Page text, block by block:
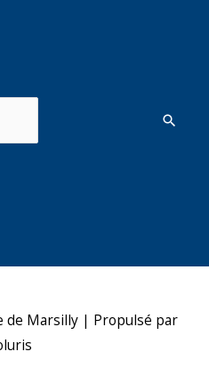
de Marsilly| Propulsé par